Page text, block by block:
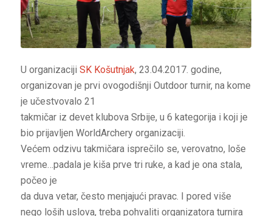
U organizaciji SK Košutnjak, 23.04.2017. godine,
organizovan je prvi ovogodišnji Outdoor turnir, na kome
je učestvovalo 21
takmičar iz devet klubova Srbije, u 6 kategorija i koji je
bio prijavljen WorldArchery organizaciji.
Većem odzivu takmičara isprečilo se, verovatno, loše
vreme…padala je kiša prve tri ruke, a kad je ona stala,
počeo je
da duva vetar, često menjajući pravac. I pored više
nego loših uslova, treba pohvaliti organizatora turnira